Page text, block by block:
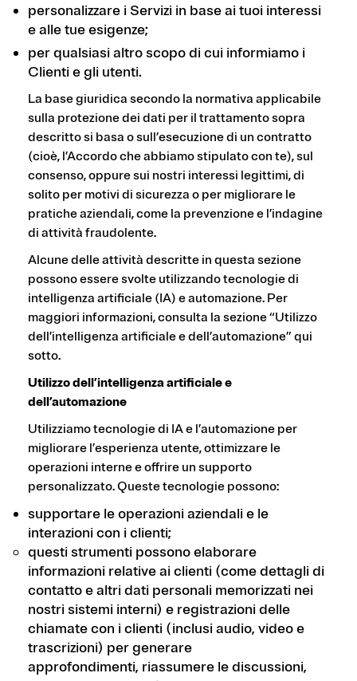
personalizzare i Servizi in base ai tuoi interessi
e alle tue esigenze;
per qualsiasi altro scopo di cui informiamo i
Clienti e gli utenti.
La base giuridica secondo la normativa applicabile
sulla protezione dei dati per il trattamento sopra
descritto si basa o sull’esecuzione di un contratto
(cioè, l’Accordo che abbiamo stipulato con te), sul
consenso, oppure sui nostri interessi legittimi, di
solito per motivi di sicurezza o per migliorare le
pratiche aziendali, come la prevenzione e l’indagine
di attività fraudolente.
Alcune delle attività descritte in questa sezione
possono essere svolte utilizzando tecnologie di
intelligenza artificiale (IA) e automazione. Per
maggiori informazioni, consulta la sezione “Utilizzo
dell’intelligenza artificiale e dell’automazione” qui
sotto.
Utilizzo dell’intelligenza artificiale e
dell’automazione
Utilizziamo tecnologie di IA e l’automazione per
migliorare l’esperienza utente, ottimizzare le
operazioni interne e offrire un supporto
personalizzato. Queste tecnologie possono:
supportare le operazioni aziendali e le
interazioni con i clienti;
questi strumenti possono elaborare
informazioni relative ai clienti (come dettagli di
contatto e altri dati personali memorizzati nei
nostri sistemi interni) e registrazioni delle
chiamate con i clienti (inclusi audio, video e
trascrizioni) per generare
approfondimenti, riassumere le discussioni,